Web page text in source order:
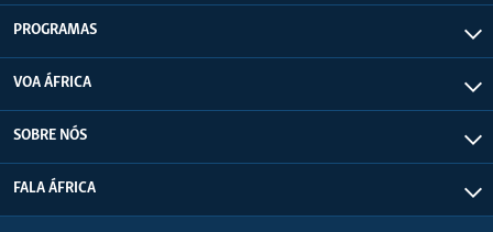
PROGRAMAS
VOA ÁFRICA
SOBRE NÓS
FALA ÁFRICA